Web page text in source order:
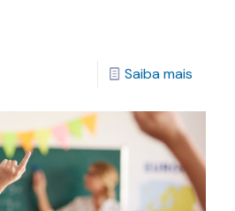
Saiba mais